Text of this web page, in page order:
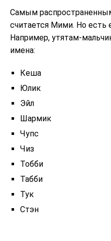
Самым
считается Мими. Но есть
Например, утятам-
имена:
Кеша
Юлик
Эйл
Шармик
Чупс
Чиз
Тобби
Табби
Тук
Стэн